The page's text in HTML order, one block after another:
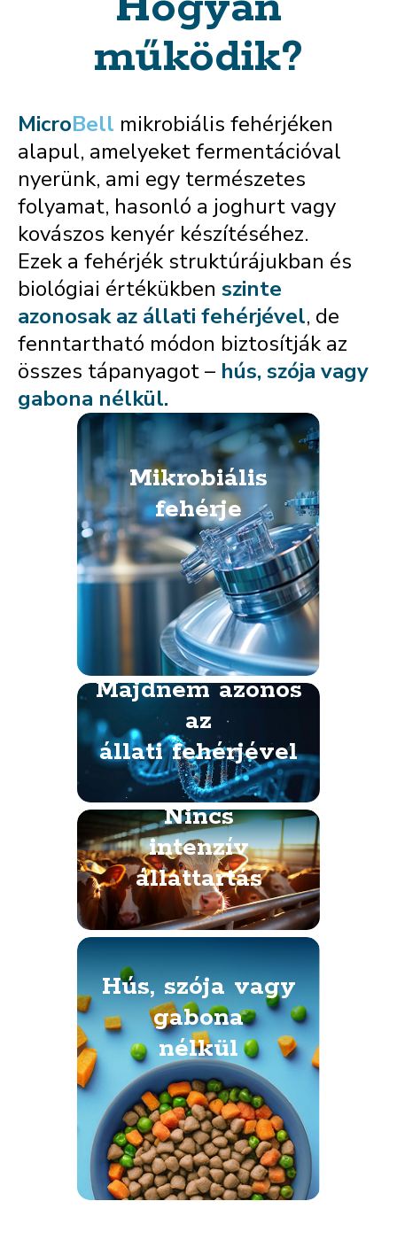
működik?
MicroBell mikrobiális fehérjéken
alapul, amelyeket fermentációval
nyerünk, ami egy természetes
folyamat, hasonló a joghurt vagy
kovászos kenyér készítéséhez.
Ezek a fehérjék struktúrájukban és
biológiai értékükben szinte
azonosak az állati fehérjével, de
fenntartható módon biztosítják az
összes tápanyagot – hús, szója vagy
gabona nélkül.
Mikrobiális
fehérje
Majdnem azonos
az
állati fehérjével
Nincs
intenzív
állattartás
Hús, szója vagy
gabona
nélkül